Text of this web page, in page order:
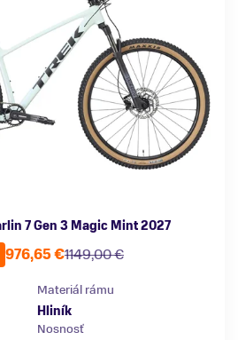
7 Gen 3 Magic Mint 2027
1149,00 €
976,65 €
Materiál rámu
Hliník
Nosnosť